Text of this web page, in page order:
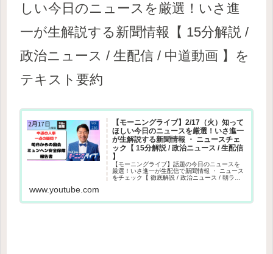
しい今日のニュースを厳選！いさ進
一が生解説する新聞情報【 15分解説 /
政治ニュース / 生配信 / 中道動画 】を
テキスト要約
【モーニングライブ】2/17（火）知って
ほしい今日のニュースを厳選！いさ進一
が生解説する新聞情報 ・ ニュースチェ
ック【 15分解説 / 政治ニュース / 生配信
】
【モーニングライブ】話題の今日のニュースを
厳選！いさ進一が生配信で新聞情報 ・ ニュース
をチェック【 徹底解説 / 政治ニュース / 朝ライ
www.youtube.com